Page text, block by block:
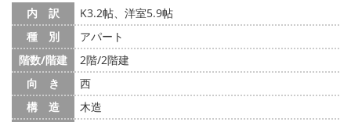
内 訳
K3.2帖、洋室5.9帖
種 別
アパート
階数/階建
2階/2階建
向 き
西
構 造
木造